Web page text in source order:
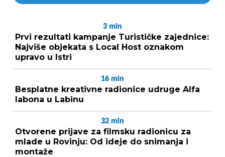
3 min
Prvi rezultati kampanje Turističke zajednice:
Najviše objekata s Local Host oznakom
upravo u Istri
16 min
Besplatne kreativne radionice udruge Alfa
labona u Labinu
32 min
Otvorene prijave za filmsku radionicu za
mlade u Rovinju: Od ideje do snimanja i
montaže